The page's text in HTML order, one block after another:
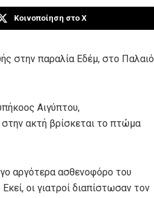
Κοινοποίηση στο X
στην παραλία Εδέμ, στο Παλαιό
Αιγύπτου,
στην ακτή βρίσκεται το πτώμα
αργότερα ασθενοφόρο του
οι γιατροί διαπίστωσαν τον